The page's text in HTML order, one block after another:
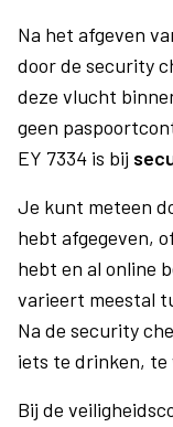
Na het afgeven
door de security
deze vlucht
geen
EY 7334 is bij
Je kunt meteen
hebt afgegeven,
hebt en al online
varieert meestal
Na de security
iets te drinken,
Bij de